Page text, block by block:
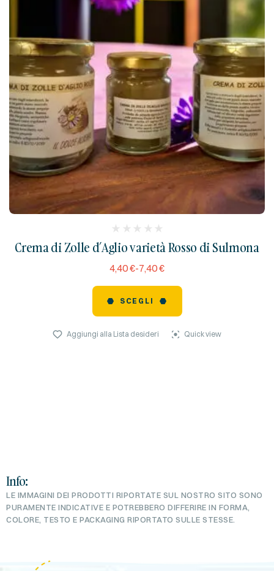
Crema di Zolle d’Aglio varietà Rosso di Sulmona
reviews)
4,40€-7,40€
SCEGLI
Aggiungi alla Lista desideri Quick view
Info:
LE IMMAGINI DEI PRODOTTI RIPORTATE SUL NOSTRO SITO SONO
PURAMENTE INDICATIVE E POTREBBERO DIFFERIRE IN FORMA,
COLORE, TESTO E PACKAGING RIPORTATO SULLE STESSE.